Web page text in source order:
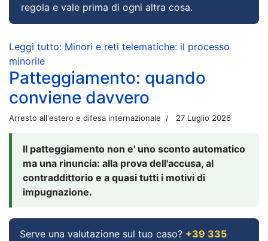
regola e vale prima di ogni altra cosa.
Leggi tutto: Minori e reti telematiche: il processo
minorile
Patteggiamento: quando
conviene davvero
Arresto all'estero e difesa internazionale 27 Luglio 2026
Il patteggiamento non e' uno sconto automatico
ma una rinuncia: alla prova dell'accusa, al
contraddittorio e a quasi tutti i motivi di
impugnazione.
Serve una valutazione sul tuo caso? +39 335